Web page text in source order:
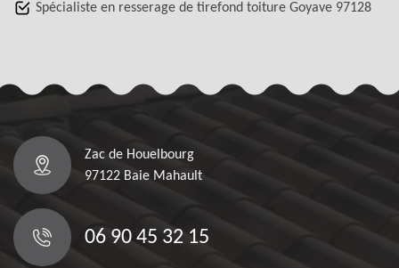
Spécialiste en resserage de tirefond toiture Goyave 97128
Zac de Houelbourg
97122 Baie Mahault
06 90 45 32 15